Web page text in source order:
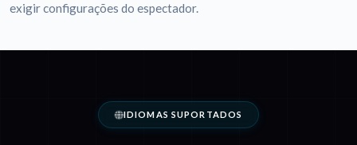
exigir configurações do espectador.
IDIOMAS SUPORTADOS